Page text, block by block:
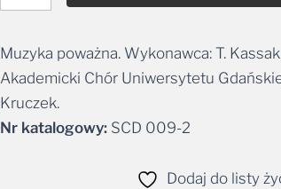
Alternative:
Muzyka poważna. Wykonawca: T.
Akademicki Chór Uniwersytetu
Kruczek.
Nr katalogowy:SCD 009-2
Dodaj do listy